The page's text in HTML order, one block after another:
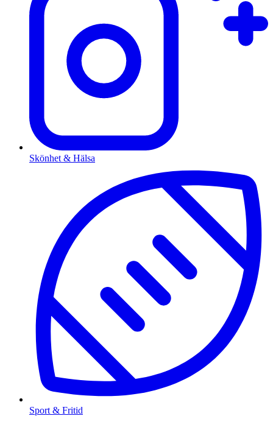
Skönhet & Hälsa
Sport & Fritid